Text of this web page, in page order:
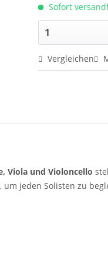
Sofort
Vergleichen
Viola und Violoncello
jeden Solisten zu